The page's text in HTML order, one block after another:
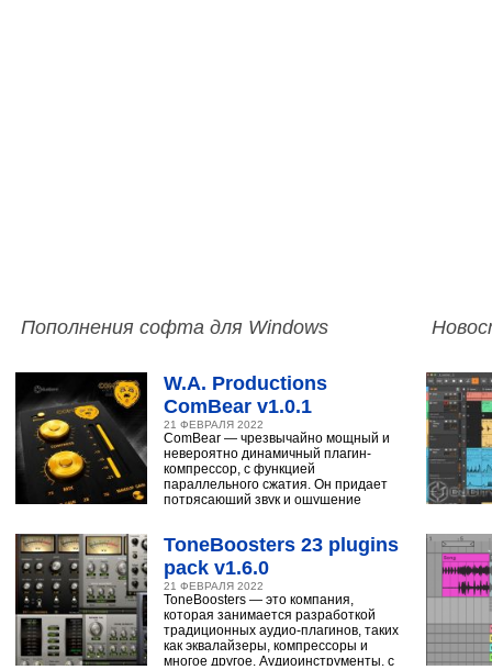
Пополнения софта для Windows
W.A. Productions
ComBear v1.0.1
21 ФЕВРАЛЯ 2022
ComBear — чрезвычайно мощный и
невероятно динамичный плагин-
компрессор, с функцией
параллельного сжатия. Он придает
потрясающий звук и ощущение
ToneBoosters 23 plugins
pack v1.6.0
21 ФЕВРАЛЯ 2022
ToneBoosters — это компания,
которая занимается разработкой
традиционных аудио-плагинов, таких
как эквалайзеры, компрессоры и
многое другое. Аудиоинструменты, с